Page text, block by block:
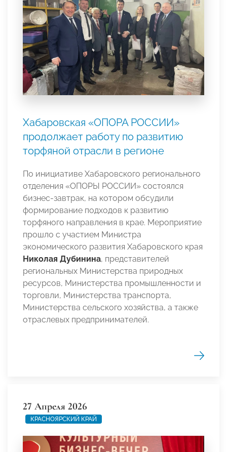
Хабаровская «ОПОРА РОССИИ»
продолжает работу по развитию
торфяной отрасли в регионе
По инициативе Хабаровского регионального
отделения «ОПОРЫ РОССИИ» состоялся
бизнес-завтрак, на котором обсудили
формирование подходов к развитию
торфяного направления в крае. Мероприятие
прошло с участием Министра
экономического развития Хабаровского края
Николая Дубинина, представителей
региональных Министерства природных
ресурсов, Министерства промышленности и
торговли, Министерства транспорта,
Министерства сельского хозяйства, а также
отраслевых предпринимателей.
27 Апреля 2026
КРАСНОЯРСКИЙ КРАЙ